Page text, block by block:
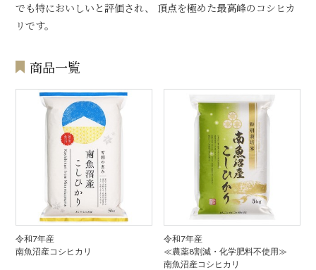
でも特においしいと評価され、 頂点を極めた最高峰のコシヒカ
リです。
商品一覧
令和7年産
南魚沼産コシヒカリ
令和7年産
≪農薬8割減・化学肥料不使用≫
南魚沼産コシヒカリ